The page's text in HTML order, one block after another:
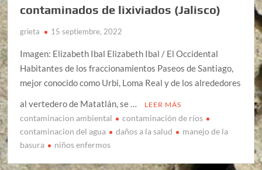
contaminados de lixiviados (Jalisco)
grieta 15 septiembre, 2022
Imagen: Elizabeth Ibal Elizabeth Ibal / El Occidental
Habitantes de los fraccionamientos Paseos de Santiago,
mejor conocido como Urbi, Loma Real y de los alrededores
al vertedero de Matatlán, se …
LEER MÁS
contaminacion ambiental
contaminación de ríos
contaminacion del agua
daños a la salud
manejo de la
basura
niños enfermos